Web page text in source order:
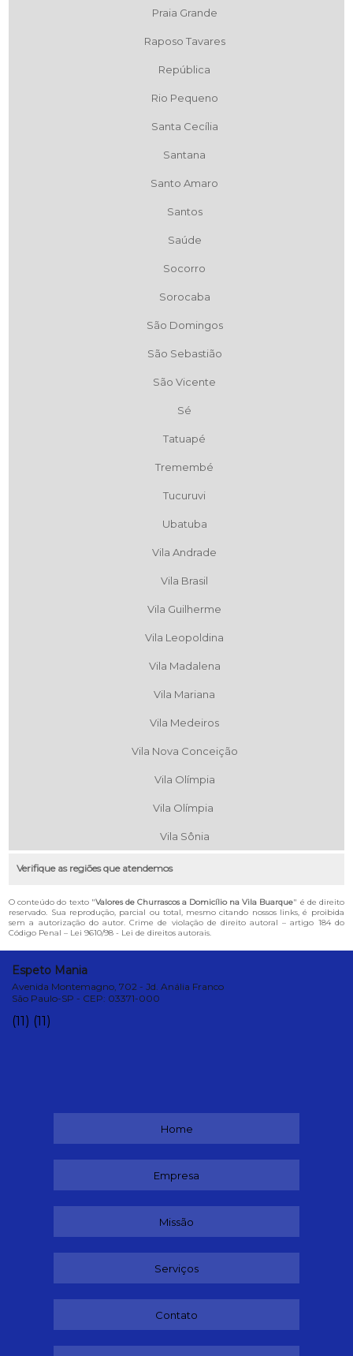
Praia Grande
Raposo Tavares
República
Rio Pequeno
Santa Cecília
Santana
Santo Amaro
Santos
Saúde
Socorro
Sorocaba
São Domingos
São Sebastião
São Vicente
Sé
Tatuapé
Tremembé
Tucuruvi
Ubatuba
Vila Andrade
Vila Brasil
Vila Guilherme
Vila Leopoldina
Vila Madalena
Vila Mariana
Vila Medeiros
Vila Nova Conceição
Vila Olímpia
Vila Olímpia
Vila Sônia
Verifique as regiões que atendemos
O conteúdo do texto "Valores de Churrascos a Domicílio na Vila Buarque" é de direito
reservado. Sua reprodução, parcial ou total, mesmo citando nossos links, é proibida
sem a autorização do autor. Crime de violação de direito autoral – artigo 184 do
Código Penal – Lei 9610/98 - Lei de direitos autorais.
Espeto Mania
Avenida Montemagno, 702 - Jd. Anália Franco
São Paulo-SP - CEP: 03371-000
(11) (11)
Home
Empresa
Missão
Serviços
Contato